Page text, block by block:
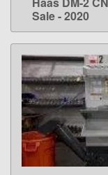
Sale - 2020